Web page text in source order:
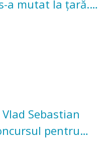
a mutat la țară.
în grădina
Sebastian
pentru
Casei